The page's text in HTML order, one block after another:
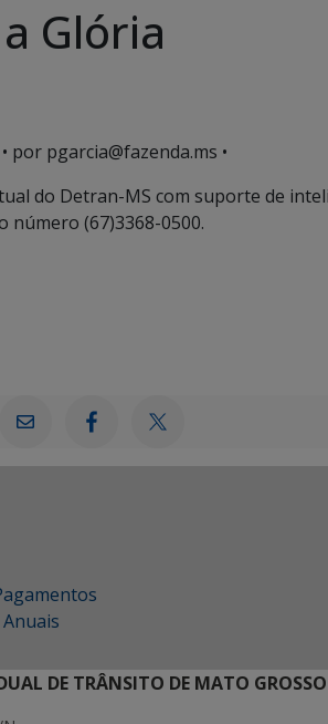
Glória
• por pgarcia@fazenda.ms •
do Detran-MS com suporte de
número (67)3368-0500.
DE TRÂNSITO DE MATO